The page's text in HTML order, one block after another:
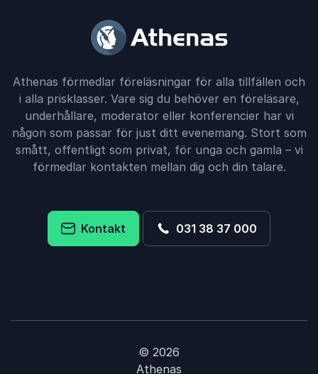
Athenas förmedlar föreläsningar för alla tillfällen och
i alla prisklasser. Vare sig du behöver en föreläsare,
underhållare, moderator eller konferencier har vi
någon som passar för just ditt evenemang. Stort som
smått, offentligt som privat, för unga och gamla – vi
förmedlar kontakten mellan dig och din talare.
Kontakt 031 38 37 000
© 2026
Athenas